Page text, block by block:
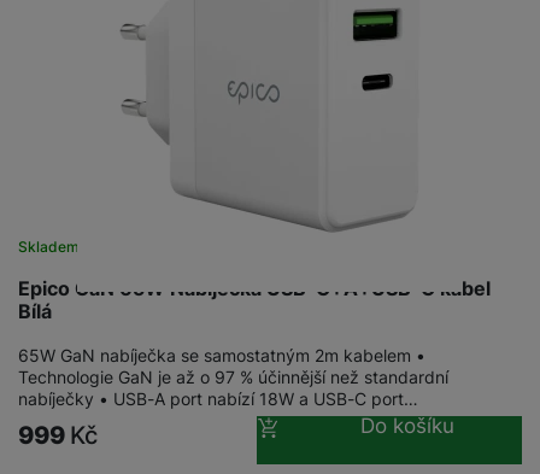
Epico GaN 65W Nabíječka USB-C+A+USB-C kabel
Bílá
Skladem
65W GaN nabíječka se samostatným 2m kabelem •
Technologie GaN je až o 97 % účinnější než standardní
nabíječky • USB-A port nabízí 18W a USB-C port…
999 Kč Do košíku